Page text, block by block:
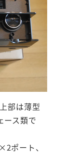
部は薄型
ース類で
ポート、